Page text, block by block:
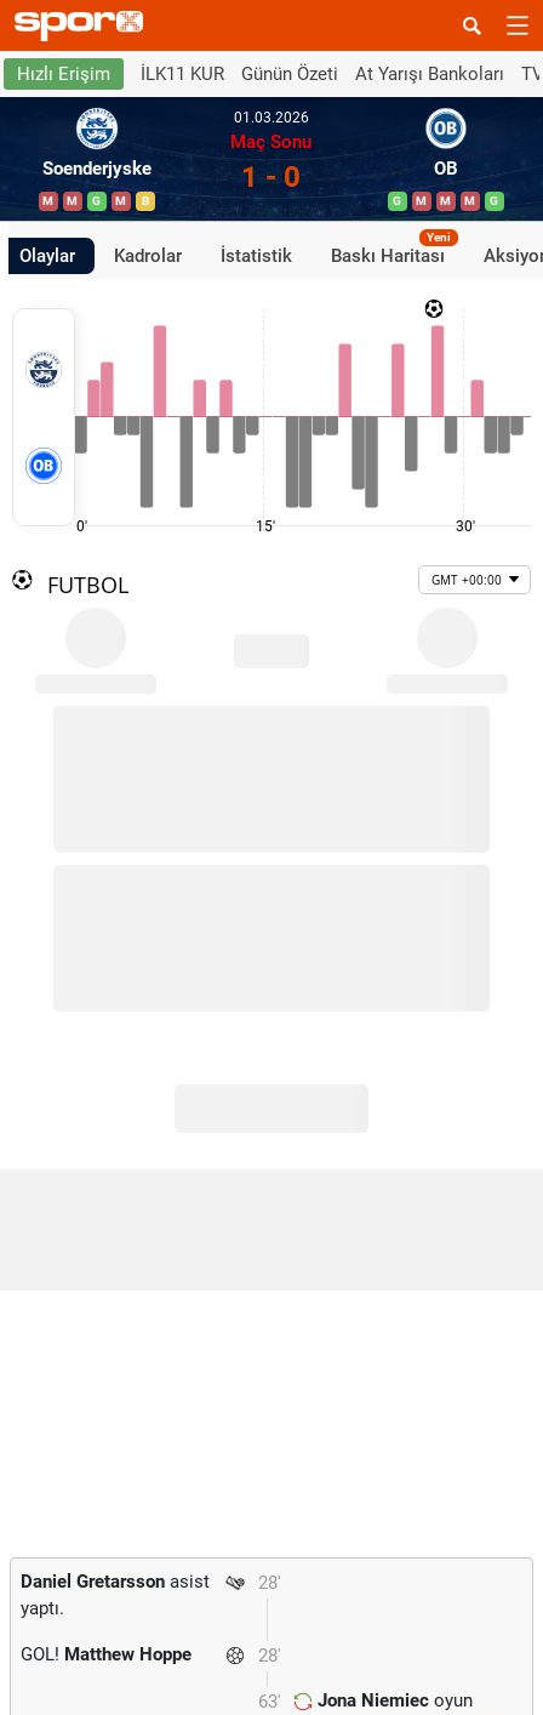
Hızlı Erişim İLK11 KUR Günün Özeti At Yarışı Bankoları
Soenderjyske
M M G M B
01.03.2026
Maç Sonu
1 - 0 OB
G M M M G
Olaylar Kadrolar İstatistik Baskı Haritası
Yeni
0' 15' 30'
FUTBOL GMT +00:00
28'
Daniel Gretarsson asist
yaptı.
28'
GOL! Matthew Hoppe
63' Jona Niemiec oyun